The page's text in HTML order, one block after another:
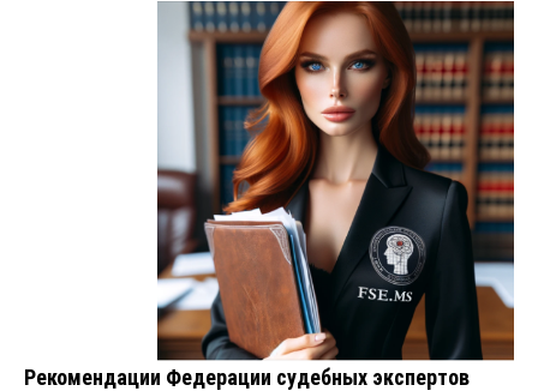
Рекомендации Федерации судебных экспертов